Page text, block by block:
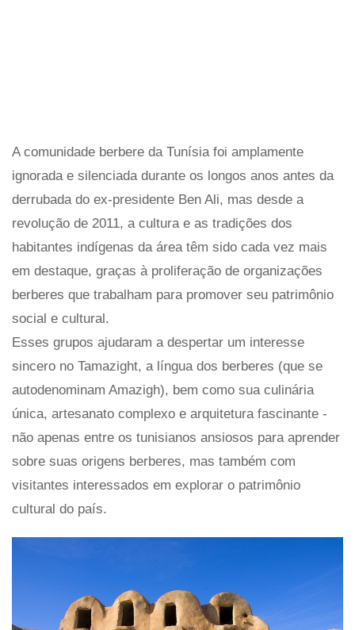
A comunidade berbere da Tunísia foi amplamente
ignorada e silenciada durante os longos anos antes da
derrubada do ex-presidente Ben Ali, mas desde a
revolução de 2011, a cultura e as tradições dos
habitantes indígenas da área têm sido cada vez mais
em destaque, graças à proliferação de organizações
berberes que trabalham para promover seu patrimônio
social e cultural.
Esses grupos ajudaram a despertar um interesse
sincero no Tamazight, a língua dos berberes (que se
autodenominam Amazigh), bem como sua culinária
única, artesanato complexo e arquitetura fascinante -
não apenas entre os tunisianos ansiosos para aprender
sobre suas origens berberes, mas também com
visitantes interessados ​​em explorar o patrimônio
cultural do país.